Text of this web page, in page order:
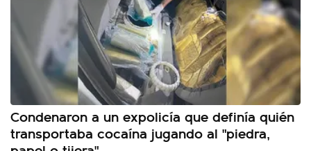
Condenaron a un expolicía que definía quién
transportaba cocaína jugando al "piedra,